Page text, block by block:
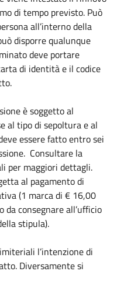
di tempo previsto. Può
all’interno della
disporre qualunque
deve portare
di identità e il codice
è soggetto al
al tipo di sepoltura e al
essere fatto entro sei
Consultare la
per maggiori dettagli.
al pagamento di
(1 marca di € 16,00
consegnare all’ufficio
stipula).
l’intenzione di
Diversamente si